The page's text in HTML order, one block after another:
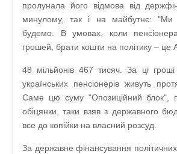
пролунала його відмова від
минулому, так і на майбутнє:
будемо. В умовах, коли
грошей, брати кошти на політику –
48 мільйонів 467 тисяч. За ці гроші
українських пенсіонерів живуть
Саме цю суму "Опозиційний блок",
обіцянки, таки взяв з державного
все до копійки на власний розсуд.
За державне фінансування політичних